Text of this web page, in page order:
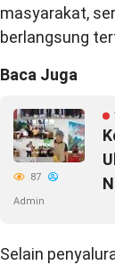
masyarakat,
berlangsung
Baca Juga
87
Admin
Selain